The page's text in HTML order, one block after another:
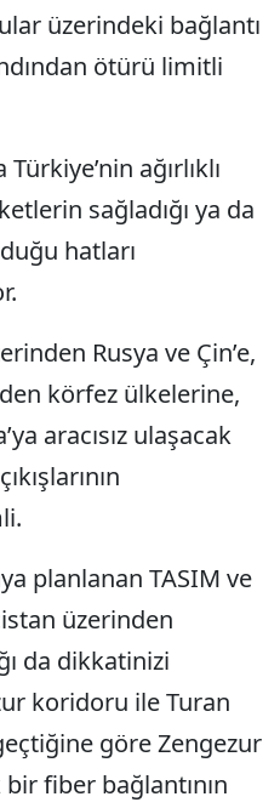
üzerindeki bağlantı
ötürü limitli
ağırlıklı
sağladığı ya da
hatları
Rusya ve Çin’e,
körfez ülkelerine,
aracısız ulaşacak
planlanan TASIM ve
üzerinden
da dikkatinizi
koridoru ile Turan
göre Zengezur
fiber bağlantının